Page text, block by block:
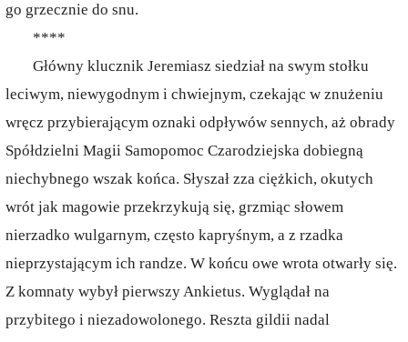
go grzecznie do snu.
****
Główny klucznik Jeremiasz siedział na swym stołku
leciwym, niewygodnym i chwiejnym, czekając w znużeniu
wręcz przybierającym oznaki odpływów sennych, aż obrady
Spółdzielni Magii Samopomoc Czarodziejska dobiegną
niechybnego wszak końca. Słyszał zza ciężkich, okutych
wrót jak magowie przekrzykują się, grzmiąc słowem
nierzadko wulgarnym, często kapryśnym, a z rzadka
nieprzystającym ich randze. W końcu owe wrota otwarły się.
Z komnaty wybył pierwszy Ankietus. Wyglądał na
przybitego i niezadowolonego. Reszta gildii nadal